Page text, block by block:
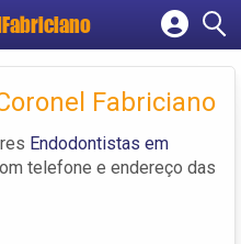
empresa
conta
Fabriciano
Endodontistas em
telefone e endereço das